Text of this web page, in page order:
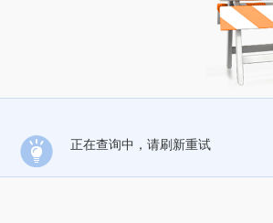
正在查询中，请刷新重试